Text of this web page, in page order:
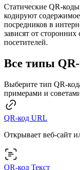
Статические QR-
кодируют
посредников в
зависят от
посетителей.
Все типы
Выберите тип QR-
примерами и
QR-код URL
Открывает веб-сайт
QR-код Текст